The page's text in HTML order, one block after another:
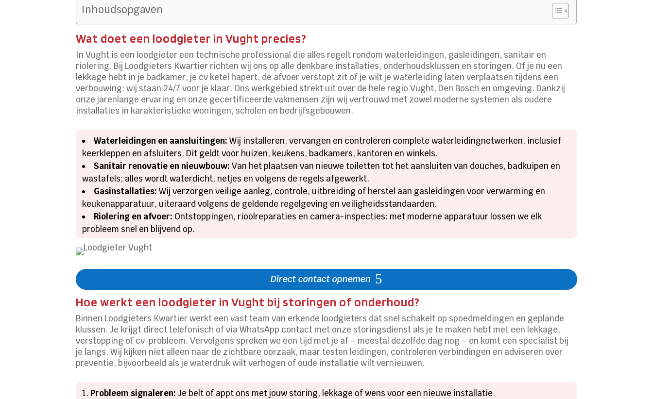
Inhoudsopgaven
Wat doet een loodgieter in Vught precies?
In Vught is een loodgieter een technische professional die alles regelt rondom waterleidingen, gasleidingen, sanitair en
riolering. Bij Loodgieters Kwartier richten wij ons op alle denkbare installaties, onderhoudsklussen en storingen. Of je nu een
lekkage hebt in je badkamer, je cv ketel hapert, de afvoer verstopt zit of je wilt je waterleiding laten verplaatsen tijdens een
verbouwing: wij staan 24/7 voor je klaar. Ons werkgebied strekt uit over de hele regio Vught, Den Bosch en omgeving. Dankzij
onze jarenlange ervaring en onze gecertificeerde vakmensen zijn wij vertrouwd met zowel moderne systemen als oudere
installaties in karakteristieke woningen, scholen en bedrijfsgebouwen.
Waterleidingen en aansluitingen: Wij installeren, vervangen en controleren complete waterleidingnetwerken, inclusief
keerkleppen en afsluiters. Dit geldt voor huizen, keukens, badkamers, kantoren en winkels.
Sanitair renovatie en nieuwbouw: Van het plaatsen van nieuwe toiletten tot het aansluiten van douches, badkuipen en
wastafels; alles wordt waterdicht, netjes en volgens de regels afgewerkt.
Gasinstallaties: Wij verzorgen veilige aanleg, controle, uitbreiding of herstel aan gasleidingen voor verwarming en
keukenapparatuur, uiteraard volgens de geldende regelgeving en veiligheidsstandaarden.
Riolering en afvoer: Ontstoppingen, rioolreparaties en camera-inspecties: met moderne apparatuur lossen we elk
probleem snel en blijvend op.
Direct contact opnemen
Hoe werkt een loodgieter in Vught bij storingen of onderhoud?
Binnen Loodgieters Kwartier werkt een vast team van erkende loodgieters dat snel schakelt op spoedmeldingen en geplande
klussen. Je krijgt direct telefonisch of via WhatsApp contact met onze storingsdienst als je te maken hebt met een lekkage,
verstopping of cv-probleem. Vervolgens spreken we een tijd met je af – meestal dezelfde dag nog – en komt een specialist bij
je langs. Wij kijken niet alleen naar de zichtbare oorzaak, maar testen leidingen, controleren verbindingen en adviseren over
preventie, bijvoorbeeld als je waterdruk wilt verhogen of oude installatie wilt vernieuwen.
Probleem signaleren: Je belt of appt ons met jouw storing, lekkage of wens voor een nieuwe installatie.